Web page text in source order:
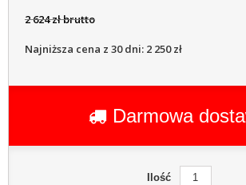
2 624 zł brutto
Najniższa cena z 30 dni: 2 250 zł
Darmowa
Ilość